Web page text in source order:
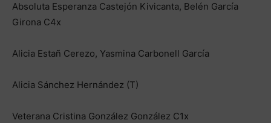
Absoluta Esperanza Castejón Kivicanta, Belén García
Girona C4x
Alicia Estañ Cerezo, Yasmina Carbonell García
Alicia Sánchez Hernández (T)
Veterana Cristina González González C1x